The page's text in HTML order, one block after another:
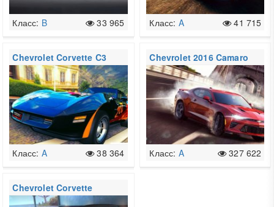
Класс: B 33 965 Класс: A 41 715
Chevrolet Corvette C3
Класс: A 38 364
Chevrolet 2016 Camaro
SS
Класс: A 327 622
Chevrolet Corvette
Grand Sport